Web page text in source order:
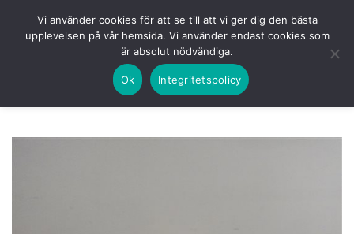
KOMMANDE LOGGA IN
Vi använder cookies för att se till att vi ger dig den bästa
upplevelsen på vår hemsida. Vi använder endast cookies som
är absolut nödvändiga.
Ok Integritetspolicy